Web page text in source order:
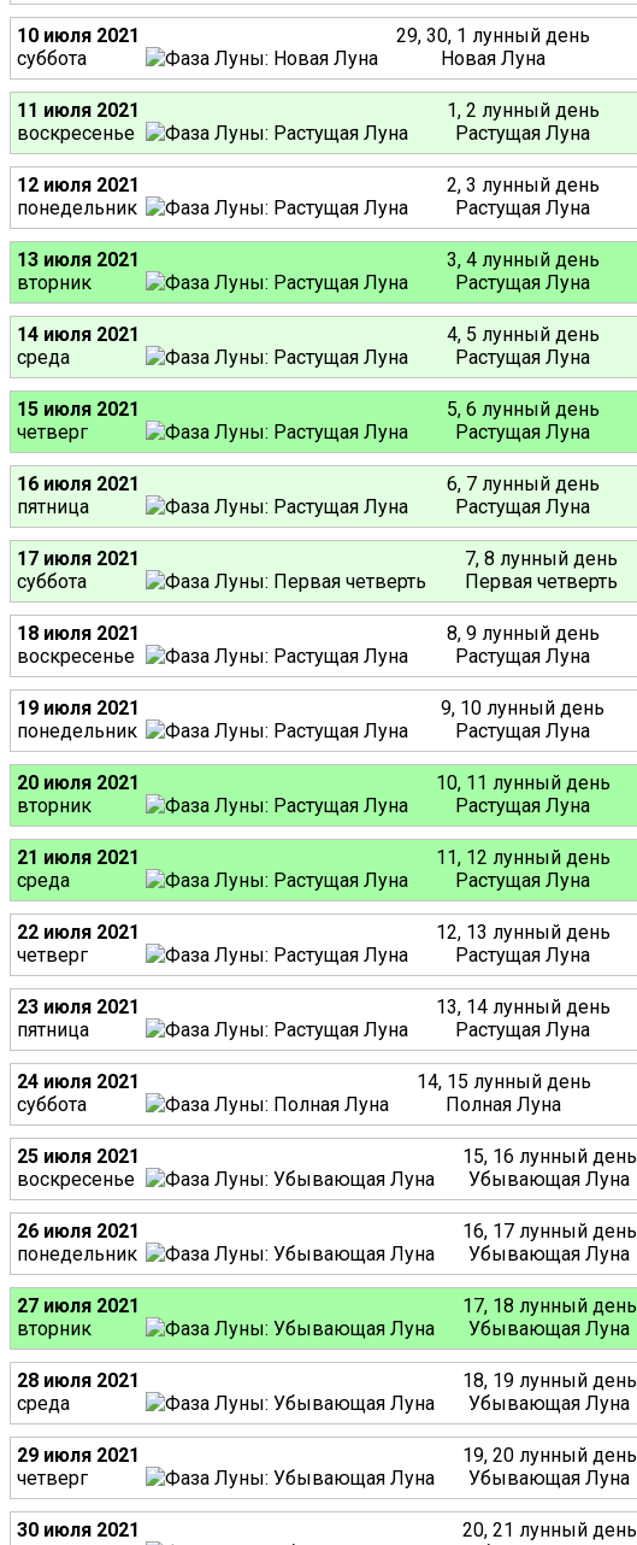
10 июля 2021
суббота
29, 30, 1 лунный день
Новая Луна
11 июля 2021
воскресенье
1, 2 лунный день
Растущая Луна
12 июля 2021
понедельник
2, 3 лунный день
Растущая Луна
13 июля 2021
вторник
3, 4 лунный день
Растущая Луна
14 июля 2021
среда
4, 5 лунный день
Растущая Луна
15 июля 2021
четверг
5, 6 лунный день
Растущая Луна
16 июля 2021
пятница
6, 7 лунный день
Растущая Луна
17 июля 2021
суббота
7, 8 лунный день
Первая четверть
18 июля 2021
воскресенье
8, 9 лунный день
Растущая Луна
19 июля 2021
понедельник
9, 10 лунный день
Растущая Луна
20 июля 2021
вторник
10, 11 лунный день
Растущая Луна
21 июля 2021
среда
11, 12 лунный день
Растущая Луна
22 июля 2021
четверг
12, 13 лунный день
Растущая Луна
23 июля 2021
пятница
13, 14 лунный день
Растущая Луна
24 июля 2021
суббота
14, 15 лунный день
Полная Луна
25 июля 2021
воскресенье
15, 16 лунный день
Убывающая Луна
26 июля 2021
понедельник
16, 17 лунный день
Убывающая Луна
27 июля 2021
вторник
17, 18 лунный день
Убывающая Луна
28 июля 2021
среда
18, 19 лунный день
Убывающая Луна
29 июля 2021
четверг
19, 20 лунный день
Убывающая Луна
30 июля 2021
20, 21 лунный день